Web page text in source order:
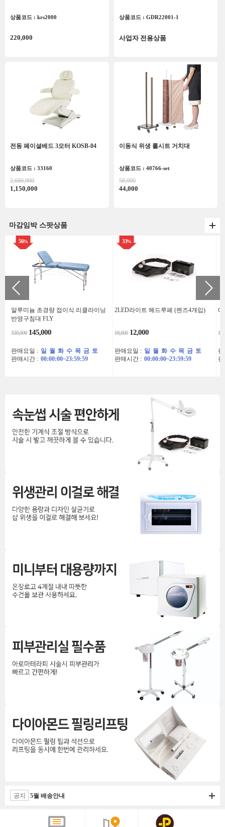
상품코드 : krs2000
220,000
상품코드 : GDR22001-1
사업자 전용상품
전동 페이셜베드 3모터 KOSB-04
상품코드 : 33160
2,680,000
1,150,000
이동식 위생 롤시트 거치대
상품코드 : 40766-set
58,000
44,000
마감임박 스팟상품
56%
알루미늄 초경량 접이식 리클라이닝
반영구침대 FLY
330,000 145,000
판매요일 : 일 월 화 수 목 금 토
판매시간 : 00:00:00~23:59:59
33%
2LED라이트 헤드루페 (렌즈4개입)
18,000 12,000
판매요일 : 일 월 화 수 목 금 토
판매시간 : 00:00:00~23:59:59
공지 5월 배송안내